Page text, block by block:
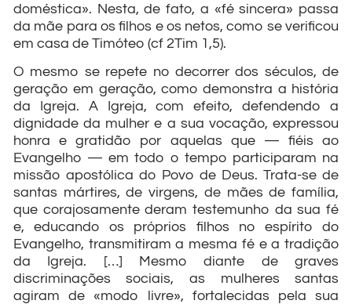
doméstica». Nesta, de fato, a «fé sincera» passa
da mãe para os filhos e os netos, como se verificou
em casa de Timóteo (cf 2Tim 1,5).
O mesmo se repete no decorrer dos séculos, de
geração em geração, como demonstra a história
da Igreja. A Igreja, com efeito, defendendo a
dignidade da mulher e a sua vocação, expressou
honra e gratidão por aquelas que — fiéis ao
Evangelho — em todo o tempo participaram na
missão apostólica do Povo de Deus. Trata-se de
santas mártires, de virgens, de mães de família,
que corajosamente deram testemunho da sua fé
e, educando os próprios filhos no espírito do
Evangelho, transmitiram a mesma fé e a tradição
da Igreja. […] Mesmo diante de graves
discriminações sociais, as mulheres santas
agiram de «modo livre», fortalecidas pela sua